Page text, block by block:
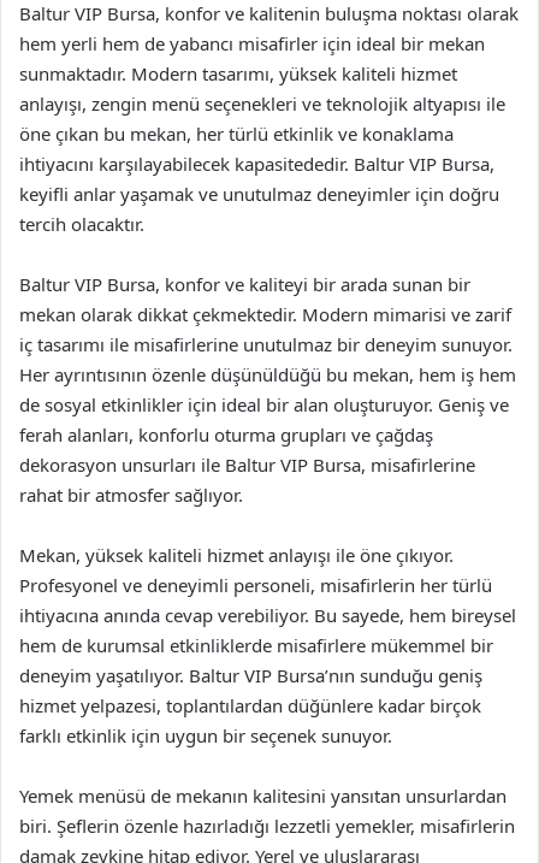
Baltur VIP Bursa, konfor ve kalitenin buluşma noktası olarak
hem yerli hem de yabancı misafirler için ideal bir mekan
sunmaktadır. Modern tasarımı, yüksek kaliteli hizmet
anlayışı, zengin menü seçenekleri ve teknolojik altyapısı ile
öne çıkan bu mekan, her türlü etkinlik ve konaklama
ihtiyacını karşılayabilecek kapasitededir. Baltur VIP Bursa,
keyifli anlar yaşamak ve unutulmaz deneyimler için doğru
tercih olacaktır.
Baltur VIP Bursa, konfor ve kaliteyi bir arada sunan bir
mekan olarak dikkat çekmektedir. Modern mimarisi ve zarif
iç tasarımı ile misafirlerine unutulmaz bir deneyim sunuyor.
Her ayrıntısının özenle düşünüldüğü bu mekan, hem iş hem
de sosyal etkinlikler için ideal bir alan oluşturuyor. Geniş ve
ferah alanları, konforlu oturma grupları ve çağdaş
dekorasyon unsurları ile Baltur VIP Bursa, misafirlerine
rahat bir atmosfer sağlıyor.
Mekan, yüksek kaliteli hizmet anlayışı ile öne çıkıyor.
Profesyonel ve deneyimli personeli, misafirlerin her türlü
ihtiyacına anında cevap verebiliyor. Bu sayede, hem bireysel
hem de kurumsal etkinliklerde misafirlere mükemmel bir
deneyim yaşatılıyor. Baltur VIP Bursa’nın sunduğu geniş
hizmet yelpazesi, toplantılardan düğünlere kadar birçok
farklı etkinlik için uygun bir seçenek sunuyor.
Yemek menüsü de mekanın kalitesini yansıtan unsurlardan
biri. Şeflerin özenle hazırladığı lezzetli yemekler, misafirlerin
damak zevkine hitap ediyor. Yerel ve uluslararası